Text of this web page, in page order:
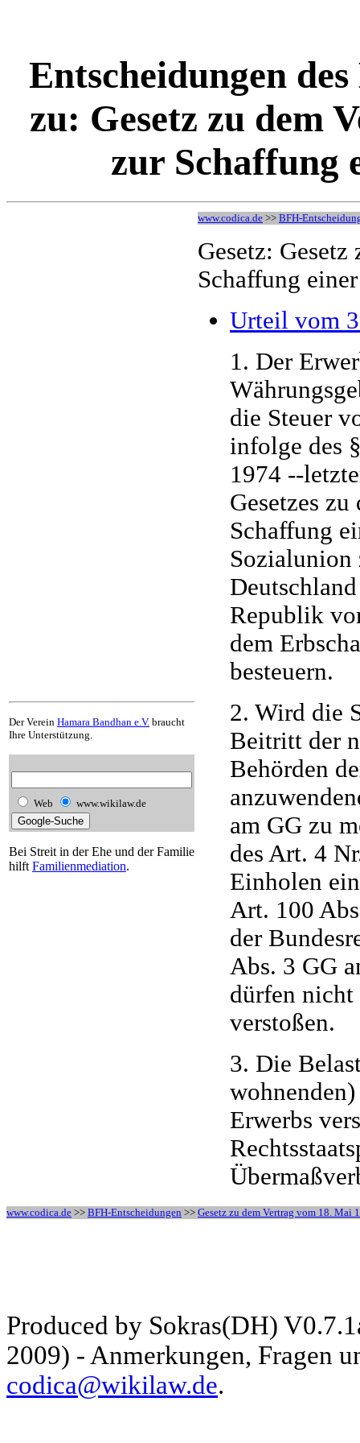
Entscheidungen
zu: Gesetz zu dem
zur Schaffung
Der Verein Hamara Bandhan e.V. braucht
Ihre Unterstützung.
Web www.wikilaw.de
Bei Streit in der Ehe und der Familie
hilft Familienmediation.
www.codica.de >> BFH-
Gesetz:
Schaffung einer
Urteil vom
1. Der
die Steuer
infolge des
1974 --
Gesetzes
Schaffung
Sozialunion
Republik
dem
besteuern.
2. Wird die
Beitritt der
Behörden
am GG zu
des Art. 4
Einholen
Art. 100
der
Abs. 3 GG
dürfen nicht
verstoßen.
3. Die
Erwerbs
www.codica.de >> BFH-Entscheidungen >> Gesetz zu dem Vertrag vom 18. Mai
Produced by Sokras(DH)
2009) - Anmerkungen, Fragen
codica@wikilaw.de.